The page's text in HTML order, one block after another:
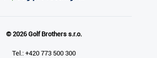
© 2026 Golf Brothers s.r.o.
Tel.: +420 773 500 300